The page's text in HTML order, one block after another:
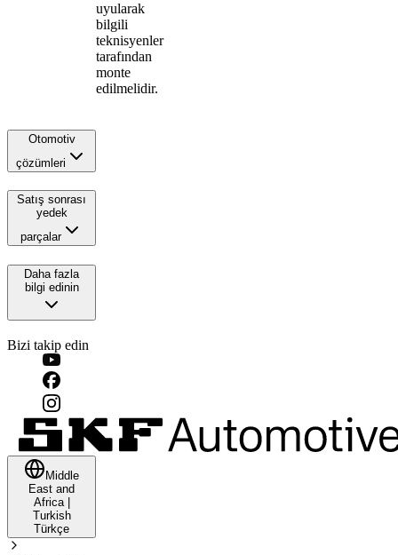
uyularak
bilgili
teknisyenler
tarafından
monte
edilmelidir.
Otomotiv
çözümleri
Satış sonrası
yedek
parçalar
Daha fazla
bilgi edinin
Bizi takip edin
Middle
East and
Africa|
Turkish
Türkçe